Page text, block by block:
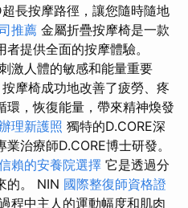
長按摩路徑，讓您隨時隨地
推薦 金屬折疊按摩椅是一款
提供全面的按摩體驗。
激人體的敏感和能量重要
摩椅成功地改善了疲勞、疼
環，恢復能量，帶來精神煥發
理新護照 獨特的D.CORE深
治療師D.CORE博士研發。
賴的安養院選擇 它是透過分
的。 NIN 國際整復師資格證
程中主人的運動幅度和肌肉